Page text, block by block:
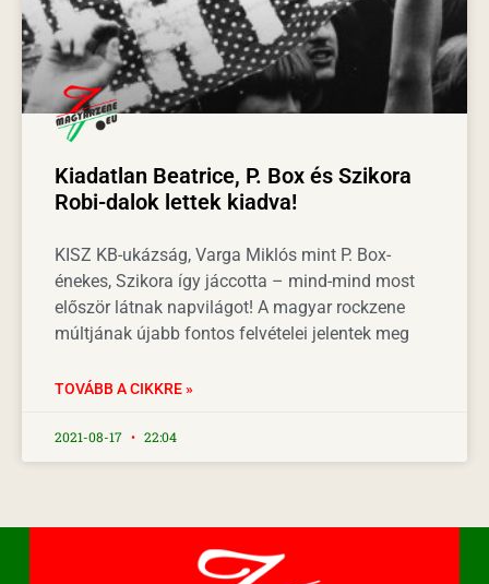
Kiadatlan Beatrice, P. Box és Szikora
Robi-dalok lettek kiadva!
KISZ KB-ukázság, Varga Miklós mint P. Box-
énekes, Szikora így jáccotta – mind-mind most
először látnak napvilágot! A magyar rockzene
múltjának újabb fontos felvételei jelentek meg
TOVÁBB A CIKKRE »
2021-08-17 22:04